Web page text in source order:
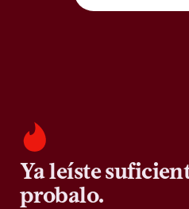
Ya leíste
probalo.